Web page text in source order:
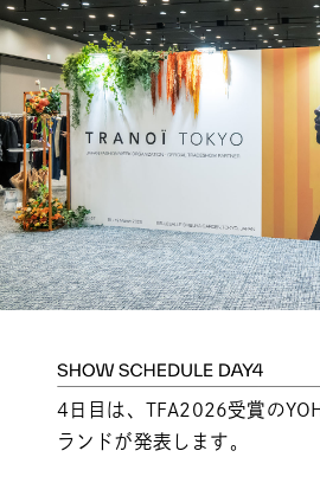
4日目は、TFA2026受賞の
ランドが発表します。